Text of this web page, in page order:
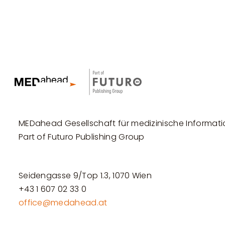
MEDahead Gesellschaft für medizinische
Part of Futuro Publishing Group
Seidengasse 9/Top 1.3, 1070 Wien
+43 1 607 02 33 0
office@medahead.at